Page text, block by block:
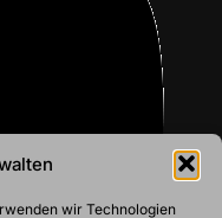
wir Technologien